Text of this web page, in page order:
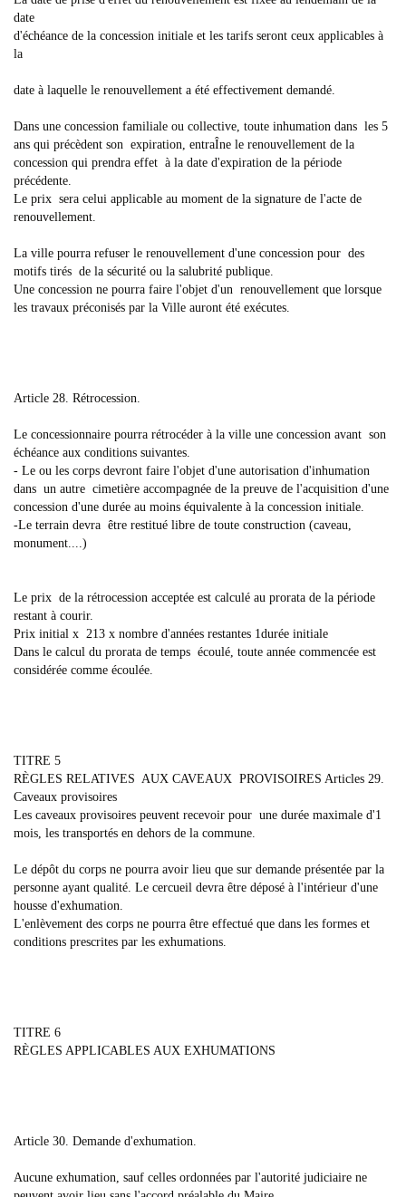
date
d'échéance de la concession initiale et les tarifs seront ceux applicables à
la
date à laquelle le renouvellement a été effectivement demandé.
Dans une concession familiale ou collective, toute inhumation dans les 5
ans qui précèdent son expiration, entraÎne le renouvellement de la
concession qui prendra effet à la date d'expiration de la période
précédente.
Le prix sera celui applicable au moment de la signature de l'acte de
renouvellement.
La ville pourra refuser le renouvellement d'une concession pour des
motifs tirés de la sécurité ou la salubrité publique.
Une concession ne pourra faire l'objet d'un renouvellement que lorsque
les travaux préconisés par la Ville auront été exécutes.
Article 28. Rétrocession.
Le concessionnaire pourra rétrocéder à la ville une concession avant son
échéance aux conditions suivantes.
- Le ou les corps devront faire l'objet d'une autorisation d'inhumation
dans un autre cimetière accompagnée de la preuve de l'acquisition d'une
concession d'une durée au moins équivalente à la concession initiale.
-Le terrain devra être restitué libre de toute construction (caveau,
monument....)
Le prix de la rétrocession acceptée est calculé au prorata de la période
restant à courir.
Prix initial x 213 x nombre d'années restantes 1durée initiale
Dans le calcul du prorata de temps écoulé, toute année commencée est
considérée comme écoulée.
TITRE 5
RÈGLES RELATIVES AUX CAVEAUX PROVISOIRES Articles 29.
Caveaux provisoires
Les caveaux provisoires peuvent recevoir pour une durée maximale d'1
mois, les transportés en dehors de la commune.
Le dépôt du corps ne pourra avoir lieu que sur demande présentée par la
personne ayant qualité. Le cercueil devra être déposé à l'intérieur d'une
housse d'exhumation.
L'enlèvement des corps ne pourra être effectué que dans les formes et
conditions prescrites par les exhumations.
TITRE 6
RÈGLES APPLICABLES AUX EXHUMATIONS
Article 30. Demande d'exhumation.
Aucune exhumation, sauf celles ordonnées par l'autorité judiciaire ne